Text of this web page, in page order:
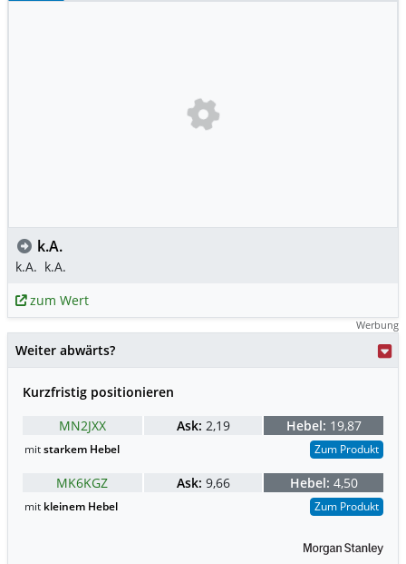
k.A.
k.A. k.A.
zum Wert
Werbung
Weiter abwärts?
Kurzfristig positionieren
MN2JXX
Ask: 2,19 Hebel: 19,87
mitstarkem Hebel Zum Produkt
MK6KGZ Ask: 9,66 Hebel: 4,50
mit kleinem Hebel Zum Produkt